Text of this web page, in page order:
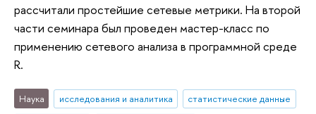
рассчитали простейшие сетевые метрики. На второй
части семинара был проведен мастер-класс по
применению сетевого анализа в программной среде
R.
Наука исследования и аналитика
статистические данные